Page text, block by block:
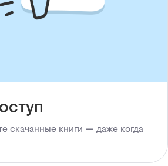
скачанные книги — даже когда